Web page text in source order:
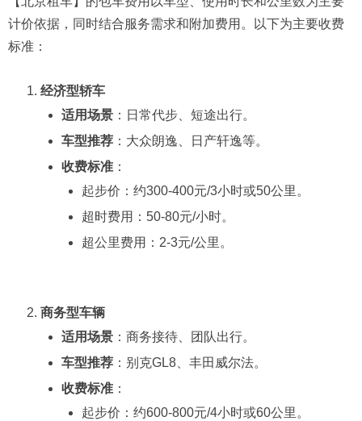
计价依据，同时结合服务需求和附加费用。以下为主要收费
标准：
经济型轿车
适用场景：日常代步、短途出行。
车型推荐：大众朗逸、日产轩逸等。
收费标准：
起步价：约300-400元/3小时或50公里。
超时费用：50-80元/小时。
超公里费用：2-3元/公里。
商务型车辆
适用场景：商务接待、团队出行。
车型推荐：别克GL8、丰田威尔法。
收费标准：
起步价：约600-800元/4小时或60公里。